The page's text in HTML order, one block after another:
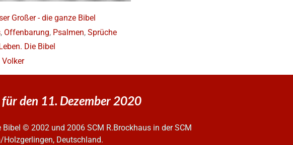
Großer - die ganze Bibel
, Offenbarung, Psalmen, Sprüche
Die Bibel
Volker
für den 11. Dezember 2020
Bibel © 2002 und 2006 SCM R.Brockhaus in der SCM
Deutschland.